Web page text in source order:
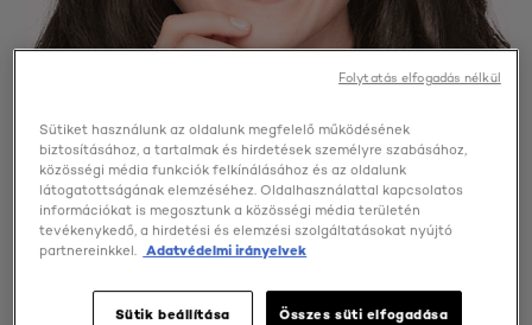
Sütiket használunk az oldalunk megfelelő működésének
biztosításához, a tartalmak és hirdetések személyre szabásához,
közösségi média funkciók felkínálásához és az oldalunk
látogatottságának elemzéséhez. Oldalhasználattal kapcsolatos
információkat is megosztunk a közösségi média területén
tevékenykedő, a hirdetési és elemzési szolgáltatásokat nyújtó
partnereinkkel. Adatvédelmi irányelvek
Sütik beállítása Összes süti elfogadása
Folytatás elfogadás nélkül